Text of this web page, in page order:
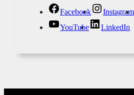
Facebook Instagram
YouTube
LinkedIn